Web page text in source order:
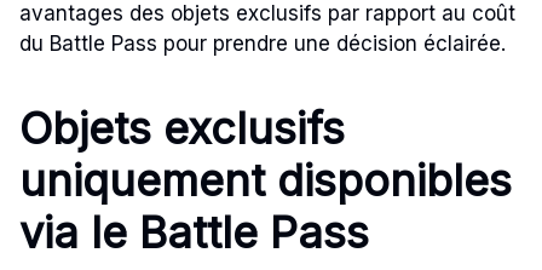
avantages des objets exclusifs par rapport au coût
du Battle Pass pour prendre une décision éclairée.
Objets exclusifs
uniquement disponibles
via le Battle Pass